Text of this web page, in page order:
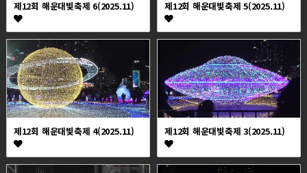
제12회 해운대빛축제 6(2025.11) 제12회 해운대빛축제 5(2025.11)
제12회 해운대빛축제 4(2025.11) 제12회 해운대빛축제 3(2025.11)